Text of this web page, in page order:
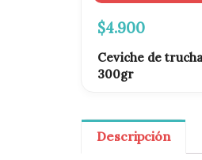
$4.900
Ceviche de
300gr
Descripción